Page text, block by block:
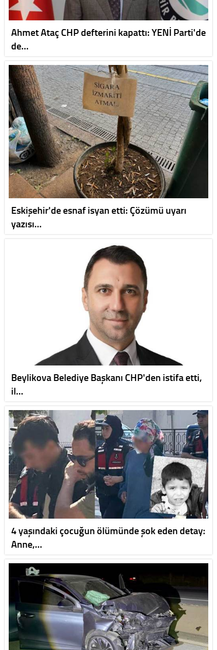
Ahmet Ataç CHP defterini kapattı: YENİ Parti'de
de…
Eskişehir'de esnaf isyan etti: Çözümü uyarı
yazısı…
Beylikova Belediye Başkanı CHP'den istifa etti,
il…
4 yaşındaki çocuğun ölümünde şok eden detay:
Anne,…